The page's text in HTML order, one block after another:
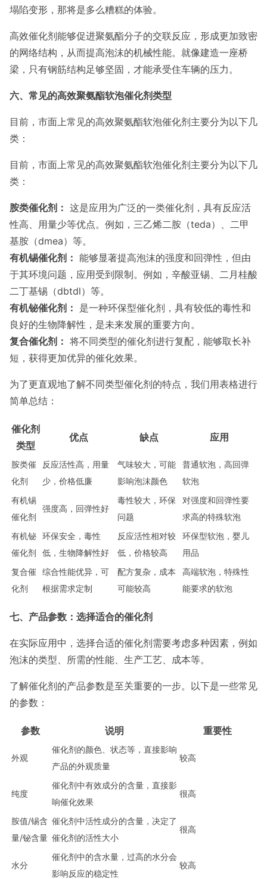
塌陷变形，那将是多么糟糕的体验。
高效催化剂能够促进聚氨酯分子的交联反应，形成更加致密
的网络结构，从而提高泡沫的机械性能。就像建造一座桥
梁，只有钢筋结构足够坚固，才能承受住车辆的压力。
六、常见的高效聚氨酯软泡催化剂类型
目前，市面上常见的高效聚氨酯软泡催化剂主要分为以下几
类：
目前，市面上常见的高效聚氨酯软泡催化剂主要分为以下几
类：
胺类催化剂： 这是应用为广泛的一类催化剂，具有反应活
性高、用量少等优点。例如，三乙烯二胺（teda）、二甲
基胺（dmea）等。
有机锡催化剂： 能够显著提高泡沫的强度和回弹性，但由
于其环境问题，应用受到限制。例如，辛酸亚锡、二月桂酸
二丁基锡（dbtdl）等。
有机铋催化剂： 是一种环保型催化剂，具有较低的毒性和
良好的生物降解性，是未来发展的重要方向。
复合催化剂： 将不同类型的催化剂进行复配，能够取长补
短，获得更加优异的催化效果。
为了更直观地了解不同类型催化剂的特点，我们用表格进行
简单总结：
催化剂
类型
优点 缺点 应用
胺类催
化剂
反应活性高，用量
少，价格低廉
气味较大，可能
影响泡沫颜色
普通软泡，高回弹
软泡
有机锡
催化剂
强度高，回弹性好
毒性较大，环保
问题
对强度和回弹性要
求高的特殊软泡
有机铋
催化剂
环保安全，毒性
低，生物降解性好
反应活性相对较
低，价格较高
环保型软泡，婴儿
用品
复合催
化剂
综合性能优异，可
根据需求定制
配方复杂，成本
可能较高
高端软泡，特殊性
能要求的软泡
七、产品参数：选择适合的催化剂
在实际应用中，选择合适的催化剂需要考虑多种因素，例如
泡沫的类型、所需的性能、生产工艺、成本等。
了解催化剂的产品参数是至关重要的一步。以下是一些常见
的参数：
参数 说明 重要性
外观
催化剂的颜色、状态等，直接影响
产品的外观质量
较高
纯度
催化剂中有效成分的含量，直接影
响催化效果
很高
胺值/锡含
量/铋含量
催化剂中活性成分的含量，决定了
催化剂的活性大小
很高
水分
催化剂中的含水量，过高的水分会
影响反应的稳定性
较高